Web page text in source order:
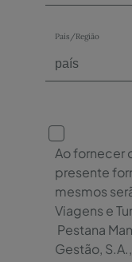
País/Região
Ao fornecer
presente
mesmos
Viagens e
Pestana
Gestão,